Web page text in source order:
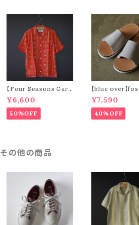
【Four Seasons Gara
ge】ladder stripe op
en collar s/s shirt (o
range)
¥6,600
50%OFF
【blue over】
elour)
¥7,590
40%OFF
その他の商品